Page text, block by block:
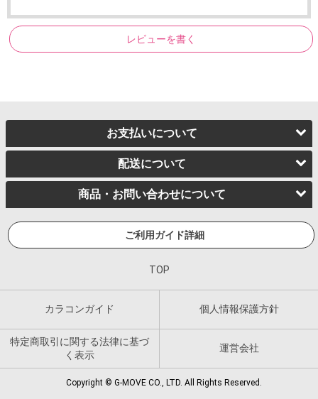
レビューを書く
お支払いについて
配送について
商品・お問い合わせについて
ご利用ガイド詳細
TOP
カラコンガイド 個人情報保護方針
特定商取引に関する法律に基づ
く表示
運営会社
Copyright © G-MOVE CO., LTD. All Rights Reserved.